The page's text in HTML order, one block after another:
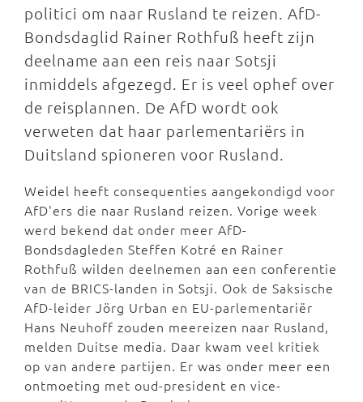
politici om naar Rusland te reizen. AfD-
Bondsdaglid Rainer Rothfuß heeft zijn
deelname aan een reis naar Sotsji
inmiddels afgezegd. Er is veel ophef over
de reisplannen. De AfD wordt ook
verweten dat haar parlementariërs in
Duitsland spioneren voor Rusland.
Weidel heeft consequenties aangekondigd voor
AfD'ers die naar Rusland reizen. Vorige week
werd bekend dat onder meer AfD-
Bondsdagleden Steffen Kotré en Rainer
Rothfuß wilden deelnemen aan een conferentie
van de BRICS-landen in Sotsji. Ook de Saksische
AfD-leider Jörg Urban en EU-parlementariër
Hans Neuhoff zouden meereizen naar Rusland,
melden Duitse media. Daar kwam veel kritiek
op van andere partijen. Er was onder meer een
ontmoeting met oud-president en vice-